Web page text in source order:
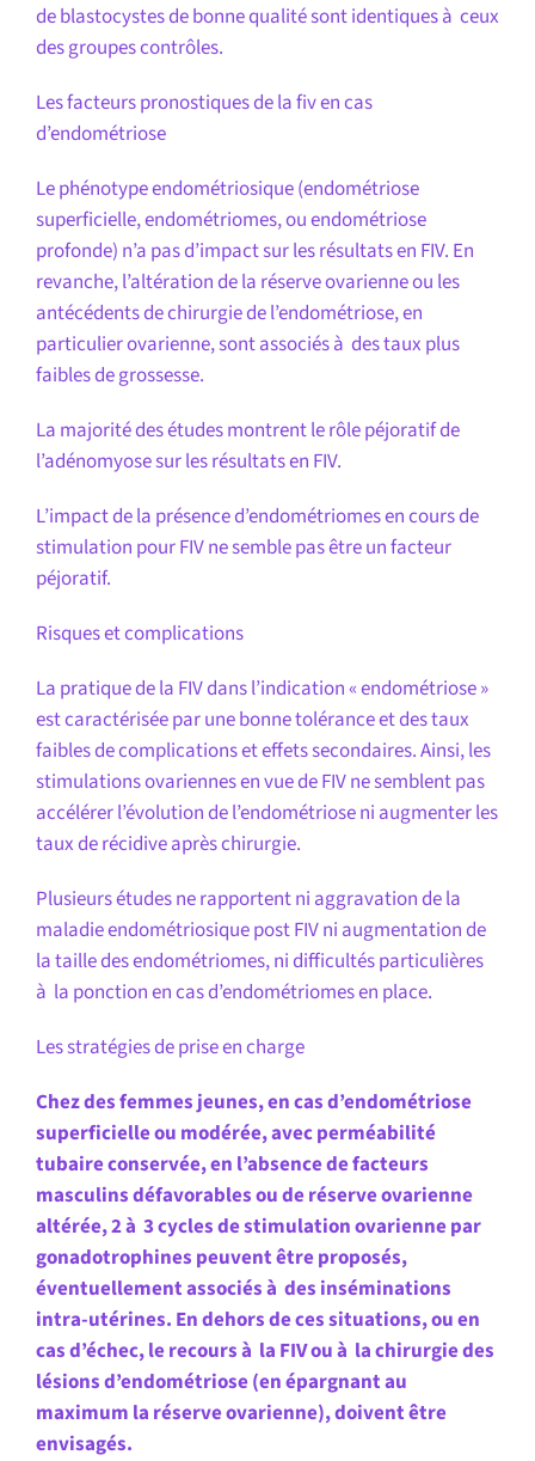
de blastocystes de bonne qualité sont identiques à ceux
des groupes contrôles.
Les facteurs pronostiques de la fiv en cas
d’endométriose
Le phénotype endométriosique (endométriose
superficielle, endométriomes, ou endométriose
profonde) n’a pas d’impact sur les résultats en FIV. En
revanche, l’altération de la réserve ovarienne ou les
antécédents de chirurgie de l’endométriose, en
particulier ovarienne, sont associés à des taux plus
faibles de grossesse.
La majorité des études montrent le rôle péjoratif de
l’adénomyose sur les résultats en FIV.
L’impact de la présence d’endométriomes en cours de
stimulation pour FIV ne semble pas être un facteur
péjoratif.
Risques et complications
La pratique de la FIV dans l’indication « endométriose »
est caractérisée par une bonne tolérance et des taux
faibles de complications et effets secondaires. Ainsi, les
stimulations ovariennes en vue de FIV ne semblent pas
accélérer l’évolution de l’endométriose ni augmenter les
taux de récidive après chirurgie.
Plusieurs études ne rapportent ni aggravation de la
maladie endométriosique post FIV ni augmentation de
la taille des endométriomes, ni difficultés particulières
à la ponction en cas d’endométriomes en place.
Les stratégies de prise en charge
Chez des femmes jeunes, en cas d’endométriose
superficielle ou modérée, avec perméabilité
tubaire conservée, en l’absence de facteurs
masculins défavorables ou de réserve ovarienne
altérée, 2 à 3 cycles de stimulation ovarienne par
gonadotrophines peuvent être proposés,
éventuellement associés à des inséminations
intra-utérines. En dehors de ces situations, ou en
cas d’échec, le recours à la FIV ou à la chirurgie des
lésions d’endométriose (en épargnant au
maximum la réserve ovarienne), doivent être
envisagés.